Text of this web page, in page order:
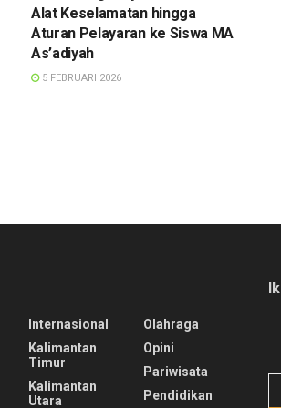
Alat Keselamatan hingga
Aturan Pelayaran ke Siswa MA
As’adiyah
5 FEBRUARI 2026
Internasional
Kalimantan
Timur
Kalimantan
Utara
Olahraga
Opini
Pariwisata
Pendidikan